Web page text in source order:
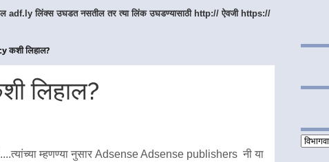
adf.ly लिंक्स उघडत नसतील तर त्या लिंक उघडण्यासाठी http:// ऐवजी https://
कशी लिहाल?
लिहाल?
म्हणण्या नुसार Adsense Adsense publishers नी या